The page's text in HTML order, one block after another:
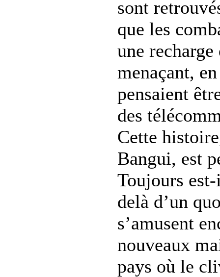
sont
que les
une
menaçant,
pensaient
des
Cette
Bangui, est
Toujours
delà d’un
s’amusent
nouveaux
pays où le